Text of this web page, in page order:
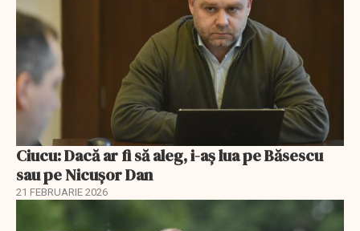
Ciucu: Dacă ar fi să aleg, i-aș lua pe Băsescu
sau pe Nicușor Dan
21 FEBRUARIE 2026